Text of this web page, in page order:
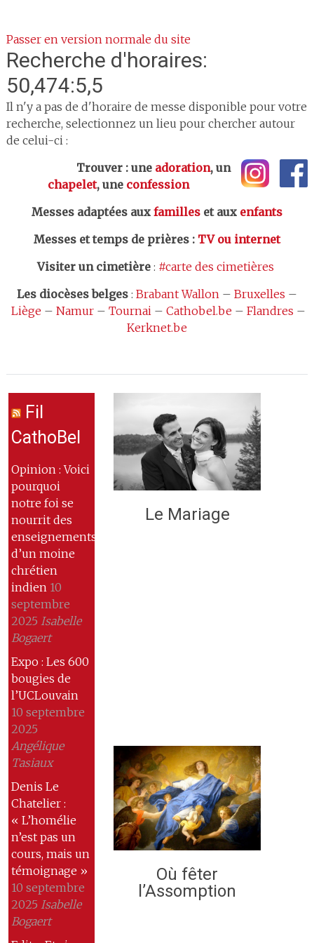
Passer en version normale du site
Recherche d'horaires:
50,474:5,5
Il n'y a pas de d'horaire de messe disponible pour votre
recherche, selectionnez un lieu pour chercher autour
de celui-ci :
Trouver : une adoration, un
chapelet, une confession
Messes adaptées aux familleset aux enfants
Messes et temps de prières: TV ou internet
Visiter un cimetière: #carte des cimetières
Les diocèses belges: Brabant Wallon– Bruxelles –
Liège – Namur– Tournai– Cathobel.be – Flandres –
Kerknet.be
Fil
CathoBel
Opinion : Voici
pourquoi
notre foi se
nourrit des
enseignements
d’un moine
chrétien
indien 10
septembre
2025 Isabelle
Bogaert
Expo : Les 600
bougies de
l’UCLouvain
10 septembre
2025
Angélique
Tasiaux
Denis Le
Chatelier :
« L’homélie
n’est pas un
cours, mais un
témoignage »
10 septembre
2025 Isabelle
Bogaert
Le Mariage
Où fêter
l’Assomption